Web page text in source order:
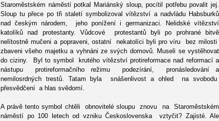
Staroměstském náměstí potkal Mariánský sloup, pocítil potřebu povalit jej.
Sloup tu přece po tři staletí symbolizoval vítězství a nadvládu Habsburků
nad českým národem, jeho ponížení i germanizaci. Nelidské vítězství
katolíků nad protestanty. Vůdcové protestantů byli po prohrané bitvě
nelítostně mučeni a popraveni, ostatní nekatolíci byli pro víru bez milosti
zbaveni všeho majetku a vyhnáni ze svých domovů. Museli se vystěhovat
do ciziny. Byl to symbol krutého vítězství protireformace nad reformací a
nástupu protireformačního režimu podezírání, pronásledování a
nemilosrdných trestů. Tatam byla snášenlivost a ohled na svobodu
přesvědčení a hlas svědomí.
A právě tento symbol chtěli obnovitelé sloupu znovu na Staroměstském
náměstí po 100 letech od vzniku Československa vztyčit? Zajisté. Ale